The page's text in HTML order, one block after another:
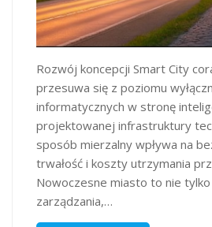
Rozwój koncepcji Smart City
przesuwa się z poziomu
informatycznych w stronę
projektowanej infrastruktury
sposób mierzalny wpływa na
trwałość i koszty utrzymania
Nowoczesne miasto to nie
zarządzania,…